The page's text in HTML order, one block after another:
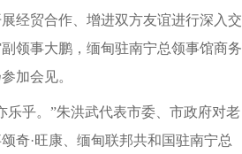
经贸合作、增进双方友谊进行深入交
领事大鹏，缅甸驻南宁总领事馆商务
加会见。
乐乎。”朱洪武代表市委、市政府对老
奇·旺康、缅甸联邦共和国驻南宁总